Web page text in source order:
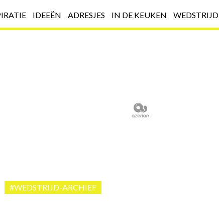
IDEEËN ADRESJES IN DE KEUKEN WEDSTRIJD
#WEDSTRIJD-ARCHIEF